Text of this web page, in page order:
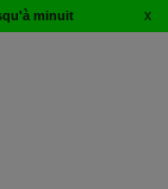
minuit x